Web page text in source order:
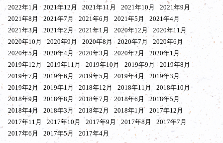
2022年1月
2021年12月 2021年11月 2021年10月
2021年9月
2021年8月
2021年7月 2021年6月 2021年5月
2021年4月
2021年3月
2021年2月 2021年1月 2020年12月
2020年11月
2020年10月
2020年9月 2020年8月 2020年7月
2020年6月
2020年5月
2020年4月 2020年3月 2020年2月
2020年1月
2019年12月
2019年11月 2019年10月 2019年9月
2019年8月
2019年7月
2019年6月 2019年5月 2019年4月
2019年3月
2019年2月
2019年1月 2018年12月 2018年11月
2018年10月
2018年9月
2018年8月 2018年7月 2018年6月
2018年5月
2018年4月
2018年3月 2018年2月 2018年1月
2017年12月
2017年11月
2017年10月 2017年9月 2017年8月
2017年7月
2017年6月
2017年5月 2017年4月